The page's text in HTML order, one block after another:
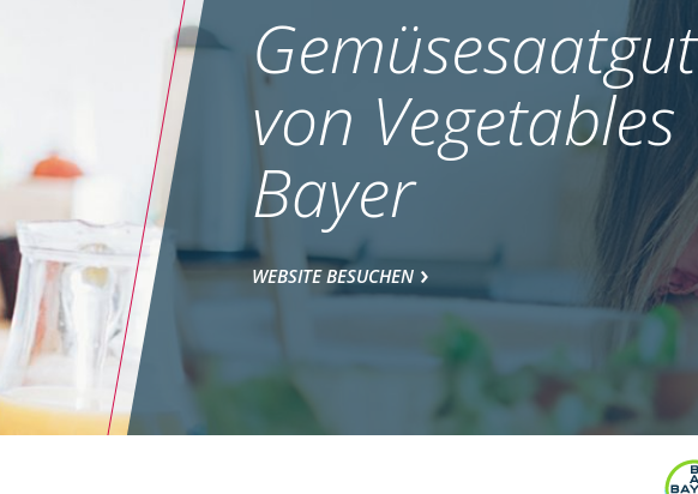
Gemüsesaatgut
von Vegetables
Bayer
WEBSITE BESUCHEN